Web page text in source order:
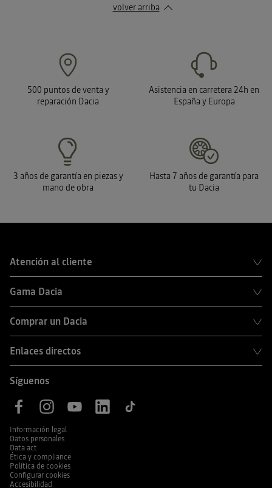
volver arriba
500 puntos de venta y
reparación Dacia
Asistencia en carretera 24h en
España y Europa
3 años de garantía en piezas y
mano de obra
Hasta 7 años de garantía para
tu Dacia
Atención al cliente
Gama Dacia
Comprar un Dacia
Enlaces directos
Síguenos
Información legal
Datos personales
Data act
Ética y compliance
Política de cookies
Configurar cookies
Accesibilidad